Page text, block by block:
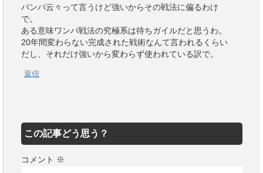
パンパ云々って言うけど強いからその戦法に偏るわけ
で。
ある意味ワンパ戦法の究極系は待ちガイルだと思うわ。
20年間変わらない完成された戦術なんて言われるくらい
だし、それだけ強いから変わらず使われている訳で。
返信
この記事どう思う？
コメント ※